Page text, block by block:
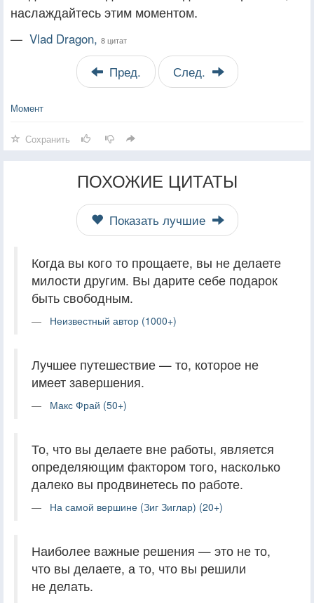
наслаждайтесь этим моментом.
— Vlad Dragon, 8 цитат
Пред. След.
Момент
Сохранить
ПОХОЖИЕ ЦИТАТЫ
Показать лучшие
Когда вы кого то прощаете, вы не делаете
милости другим. Вы дарите себе подарок
быть свободным.
Неизвестный автор (1000+)
Лучшее путешествие — то, которое не
имеет завершения.
Макс Фрай (50+)
То, что вы делаете вне работы, является
определяющим фактором того, насколько
далеко вы продвинетесь по работе.
На самой вершине (Зиг Зиглар) (20+)
Наиболее важные решения — это не то,
что вы делаете, а то, что вы решили
не делать.